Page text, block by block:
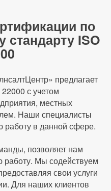
по
ISO
предлагает
с учетом
местных
Наши специалисты
работу в данной сфере.
позволяет нам
работу. Мы содействуем
свои услуги
Для наших клиентов